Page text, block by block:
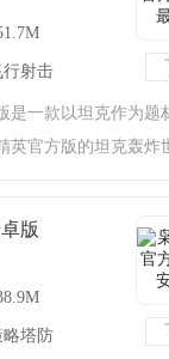
行射击
是一款以坦克作为题
官方版的坦克轰炸
版
略塔防